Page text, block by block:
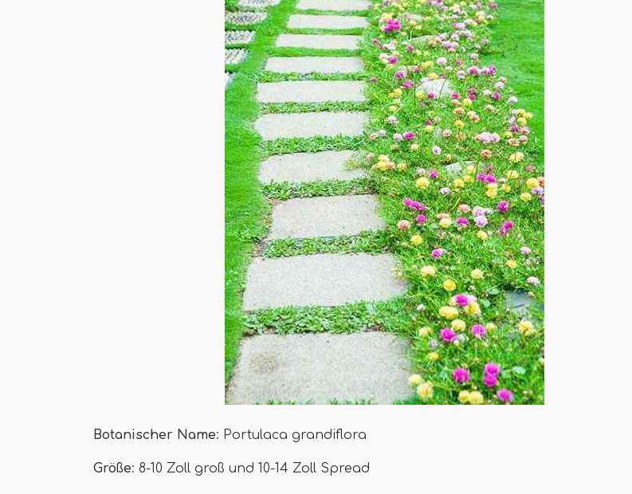
Botanischer Name: Portulaca grandiflora
Größe: 8-10 Zoll groß und 10-14 Zoll Spread